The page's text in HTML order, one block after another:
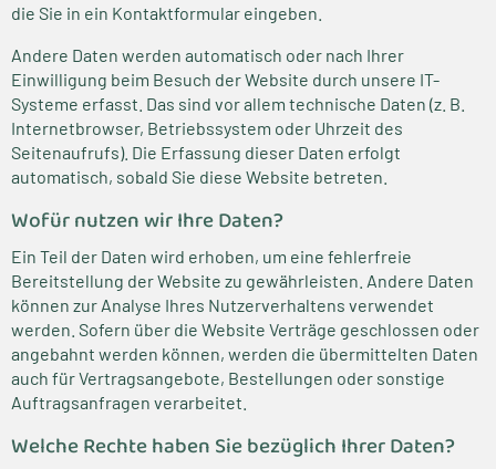
die Sie in ein Kontaktformular eingeben.
Andere Daten werden automatisch oder nach Ihrer
Einwilligung beim Besuch der Website durch unsere IT-
Systeme erfasst. Das sind vor allem technische Daten (z. B.
Internetbrowser, Betriebssystem oder Uhrzeit des
Seitenaufrufs). Die Erfassung dieser Daten erfolgt
automatisch, sobald Sie diese Website betreten.
Wofür nutzen wir Ihre Daten?
Ein Teil der Daten wird erhoben, um eine fehlerfreie
Bereitstellung der Website zu gewährleisten. Andere Daten
können zur Analyse Ihres Nutzerverhaltens verwendet
werden. Sofern über die Website Verträge geschlossen oder
angebahnt werden können, werden die übermittelten Daten
auch für Vertragsangebote, Bestellungen oder sonstige
Auftragsanfragen verarbeitet.
Welche Rechte haben Sie bezüglich Ihrer Daten?